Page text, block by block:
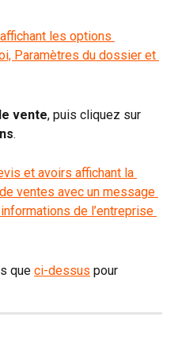
vente, puis cliquez sur
.
que
ci-dessus pour